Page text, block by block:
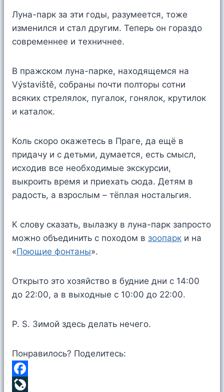
Луна-парк за эти годы, разумеется, тоже
изменился и стал другим. Теперь он гораздо
современнее и техничнее.
В пражском луна-парке, находящемся на
Výstaviště, собраны почти полторы сотни
всяких стрелялок, пугалок, гонялок, крутилок
и каталок.
Коль скоро окажетесь в Праге, да ещё в
придачу и с детьми, думается, есть смысл,
исходив все необходимые экскурсии,
выкроить время и приехать сюда. Детям в
радость, а взрослым – тёплая ностальгия.
К слову сказать, вылазку в луна-парк запросто
можно объединить с походом в зоопарк и на
«Поющие фонтаны».
Открыто это хозяйство в будние дни с 14:00
до 22:00, а в выходные с 10:00 до 22:00.
P. S. Зимой здесь делать нечего.
Понравилось? Поделитесь:
F